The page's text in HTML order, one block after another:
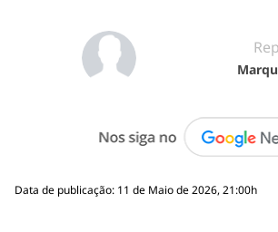
Data de publicação: 11 de Maio de 2026, 21:00h